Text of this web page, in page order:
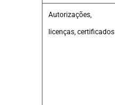
Autorizações,
licenças, certificados